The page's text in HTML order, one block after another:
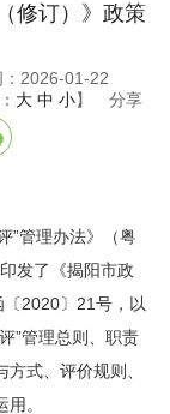
修订）》政策
：2026-01-22
大 中 小】 分享
管理办法》（粤
发了《揭阳市政
2020〕21号，以
”管理总则、职责
式、评价规则、
。